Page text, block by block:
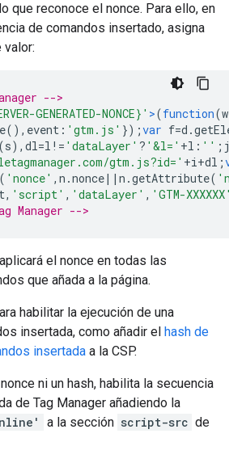
que reconoce el nonce. Para ello, en
de comandos insertado, asigna
valor:
-->
GENERATED-NONCE}' >(function(w
(), event : 'gtm.js' });var f=d .
(s), dl=l != 'dataLayer' ? '&l=' +l : '' ;
gtm.js?id=' +i+dl ;
( 'nonce' , n .nonce|| n .getAttribute(
, 'script' , 'dataLayer' , 'GTM-
Manager -->
el nonce en todas las
que añada a la página.
habilitar la ejecución de una
insertada, como añadir el hash de
insertada a la CSP.
ni un hash, habilita la secuencia
de Tag Manager añadiendo la
a la sección script-src de